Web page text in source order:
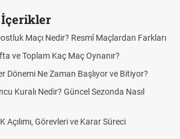
İçerikler
Resmî Maçlardan Farkları
Maç Oynanır?
Başlıyor ve Bitiyor?
Güncel Sezonda Nasıl
ve Karar Süreci
Puan
Futbol
Deplasman